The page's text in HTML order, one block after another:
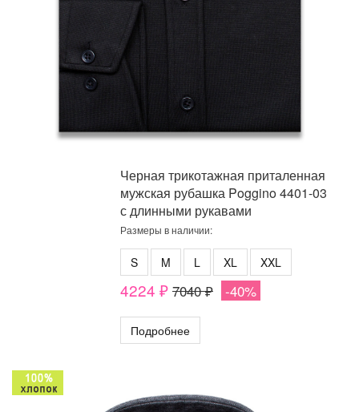
Черная трикотажная приталенная
мужская рубашка Poggino 4401-03
с длинными рукавами
Размеры в наличии:
S M L XL XXL
4224 ₽ 7040 ₽ -40%
Подробнее